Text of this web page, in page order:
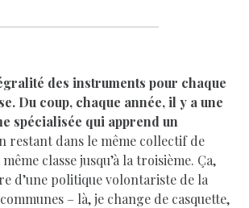
des instruments pour chaque
Du coup, chaque année, il y a une
spécialisée qui apprend un
restant dans le même collectif de
classe jusqu’à la troisième. Ça,
d’une politique volontariste de la
– là, je change de casquette,